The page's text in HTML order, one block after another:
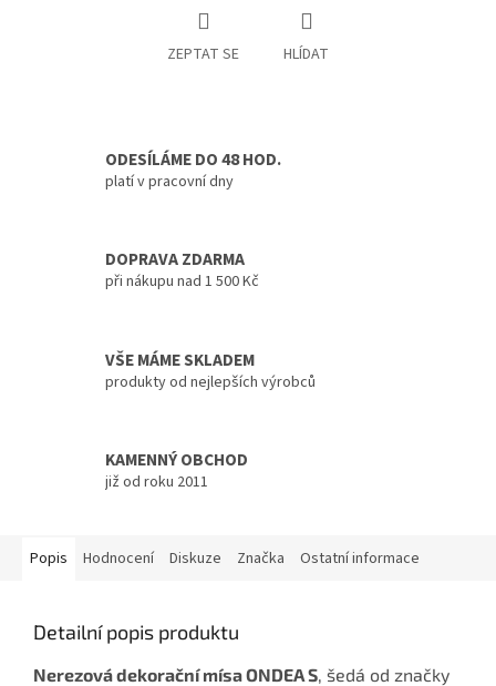
ZEPTAT SE HLÍDAT
ODESÍLÁME DO 48 HOD.
platí v pracovní dny
DOPRAVA ZDARMA
při nákupu nad 1 500 Kč
VŠE MÁME SKLADEM
produkty od nejlepších výrobců
KAMENNÝ OBCHOD
již od roku 2011
Popis Hodnocení Diskuze Značka Ostatní informace
Detailní popis produktu
Nerezová dekorační mísa ONDEA S , šedá od značky